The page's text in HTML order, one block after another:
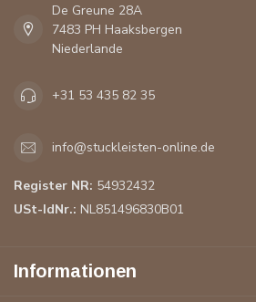
De Greune 28A
7483 PH Haaksbergen
Niederlande
+31 53 435 82 35
info@stuckleisten-online.de
Register NR: 54932432
USt-IdNr.: NL851496830B01
Informationen